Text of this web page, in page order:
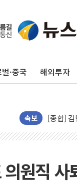
·중국 해외투자
속보
포항시
[종합]
인천 합
인사하는
[속보] 민
원직 사